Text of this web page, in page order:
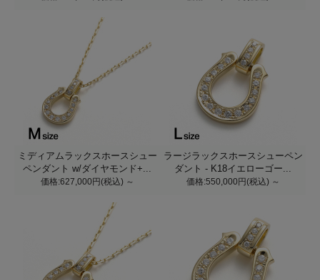
ミディアムラックスホースシュー
ペンダント w/ダイヤモンド+...
価格:627,000円(税込) ～
ラージラックスホースシューペン
ダント - K18イエローゴー...
価格:550,000円(税込) ～